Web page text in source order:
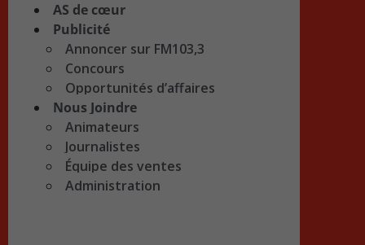
AS de cœur
Publicité
Annoncer sur FM103,3
Concours
Opportunités d’affaires
Nous Joindre
Animateurs
Journalistes
Équipe des ventes
Administration